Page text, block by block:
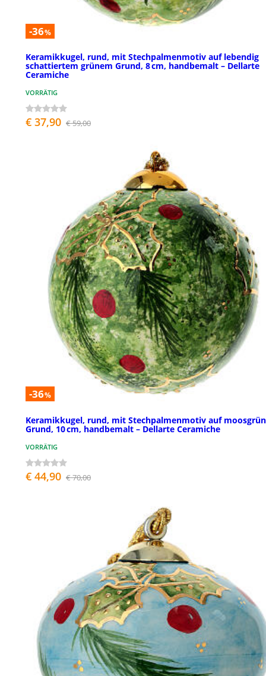
-36%
Keramikkugel, rund, mit Stechpalmenmotiv auf lebendig
schattiertem grünem Grund, 8 cm, handbemalt – Dellarte
Ceramiche
VORRÄTIG
€ 37,90 € 59,00
-36%
Keramikkugel, rund, mit Stechpalmenmotiv auf
Grund, 10 cm, handbemalt – Dellarte Ceramiche
VORRÄTIG
€ 44,90 € 70,00